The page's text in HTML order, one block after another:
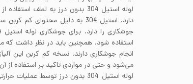
دارد. استیل 304 به دلیل محتوای
استفاده شود. همچنین باید در نظر داشت که
می‌شود و حتی در مواردی تاکید بر استفاده از
لوله استیل 304 بدون درز توسط